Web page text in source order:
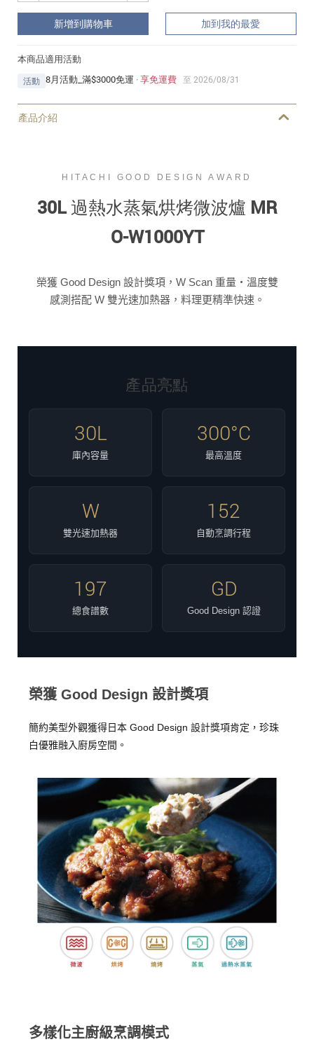
新增到購物車 加到我的最愛
本商品適用活動
活動 8月活動_滿$3000免運 ·享免運費 至 2026/08/31
產品介紹
HITACHI GOOD DESIGN AWARD
30L 過熱水蒸氣烘烤微波爐 MR
O-W1000YT
榮獲 Good Design 設計獎項，W Scan 重量・溫度雙
感測搭配 W 雙光速加熱器，料理更精準快速。
產品亮點
30L
庫內容量
300°C
最高溫度
W
雙光速加熱器
152
自動烹調行程
197
總食譜數
GD
Good Design 認證
榮獲 Good Design 設計獎項
簡約美型外觀獲得日本 Good Design 設計獎項肯定，珍珠
白優雅融入廚房空間。
多樣化主廚級烹調模式